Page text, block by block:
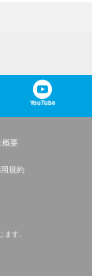
YouTube
概要
規約
す。